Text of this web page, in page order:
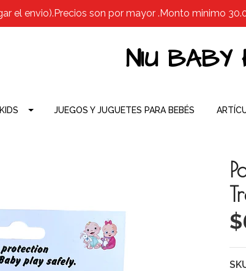
el envio).Precios son por mayor .Monto minimo
NIU BABY
JUEGOS Y JUGUETES PARA BEBÉS